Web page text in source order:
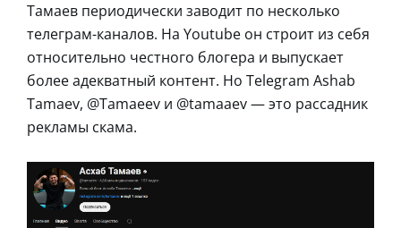
Тамаев периодически заводит по несколько
телеграм-каналов. На Youtube он строит из себя
относительно честного блогера и выпускает
более адекватный контент. Но Telegram Ashab
Tamaev, @Tamaeev и @tamaaev — это рассадник
рекламы скама.